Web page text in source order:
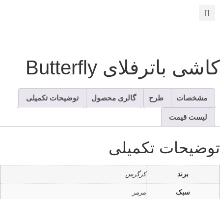
کاشی باترفلای Butterfly
مشخصات طرح گالری محصول توضیحات تکمیلی
لیست قیمت
توضیحات تکمیلی
برند کرگرس
سبک مرمر